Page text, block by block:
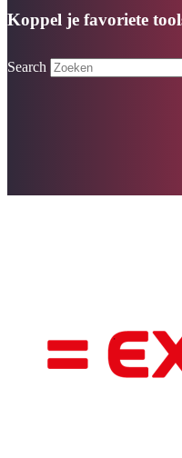
Koppel je favoriete
Search